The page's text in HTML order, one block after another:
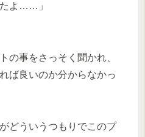
よ……」
の事をさっそく聞かれ、
ば良いのか分からなかっ
どういうつもりでこのプ